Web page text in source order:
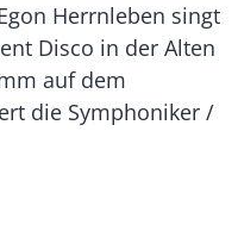
Herrnleben singt
Disco in der Alten
auf dem
die Symphoniker /